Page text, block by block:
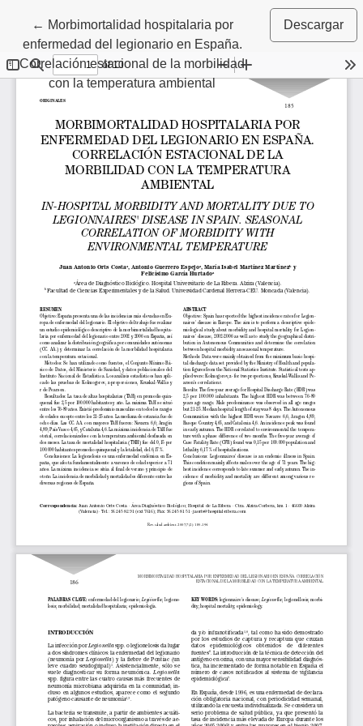
← Volver a los detalles del artículo
Morbimortalidad hospitalaria por
enfermedad del legionario en España.
Correlación estacional de la morbilidad
con la temperatura ambiental
Descargar